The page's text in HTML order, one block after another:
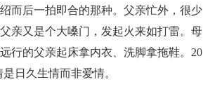
而后一拍即合的那种。父亲忙外，很少
亲又是个大嗓门，发起火来如打雷。母
行的父亲起床拿内衣、洗脚拿拖鞋。20
日久生情而非爱情。